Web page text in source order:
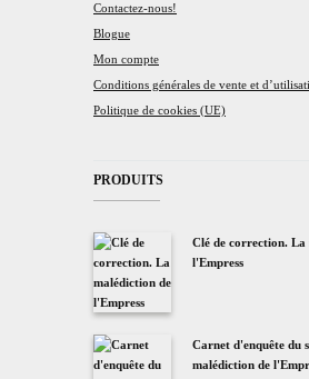
Contactez-nous!
Blogue
Mon compte
Conditions générales de vente et
Politique de cookies (UE)
PRODUITS
Clé de correction. La
l'Empress
Carnet d'enquête du
malédiction de